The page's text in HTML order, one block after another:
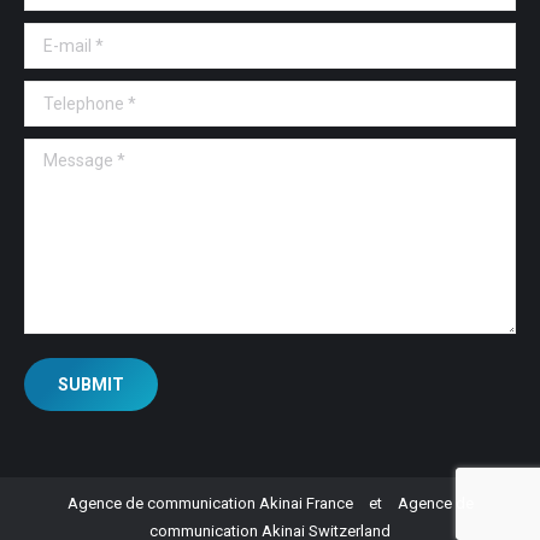
E-mail *
Telephone *
Message *
SUBMIT
Agence de communication Akinai France et Agence de
communication Akinai Switzerland